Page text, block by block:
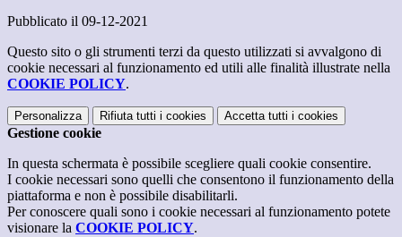
Pubblicato il 09-12-2021
Questo sito o gli strumenti terzi da questo utilizzati si avvalgono di
cookie necessari al funzionamento ed utili alle finalità illustrate nella
COOKIE POLICY.
Personalizza Rifiuta tutti i cookies Accetta tutti i cookies
Gestione cookie
In questa schermata è possibile scegliere quali cookie consentire.
I cookie necessari sono quelli che consentono il funzionamento della
piattaforma e non è possibile disabilitarli.
Per conoscere quali sono i cookie necessari al funzionamento potete
visionare la COOKIE POLICY.